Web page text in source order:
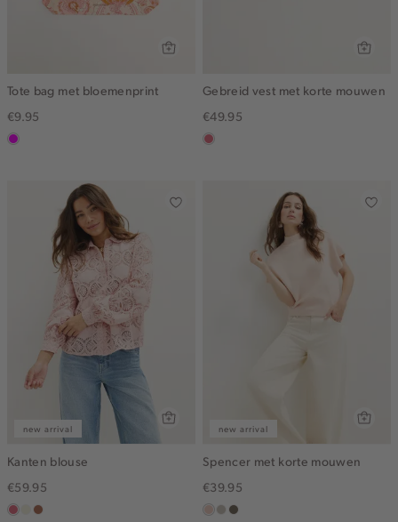
Tote bag met bloemenprint
€9.95
rose
Gebreid vest met korte mouwen
€49.95
rose,
new arrival
Kanten blouse
€59.95
rose,ecruterracotta
new arrival
Spencer met korte mouwen
€39.95
salmon,
taupe,middenbruin